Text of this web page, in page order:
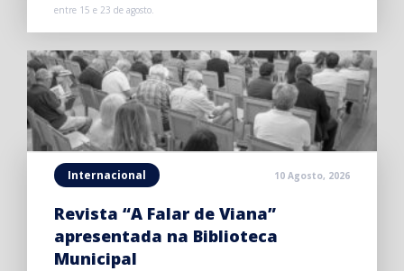
entre 15 e 23 de agosto.
Internacional 10 Agosto, 2026
Revista “A Falar de Viana”
apresentada na Biblioteca
Municipal